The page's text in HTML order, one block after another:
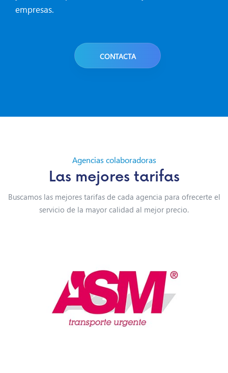
empresas.
CONTACTA
Agencias colaboradoras
Las mejores tarifas
Buscamos las mejores tarifas de cada agencia para ofrecerte el
servicio de la mayor calidad al mejor precio.